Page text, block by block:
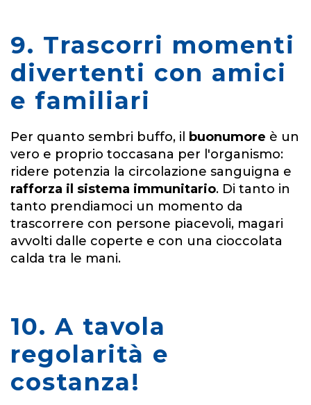
9. Trascorri momenti
divertenti con amici
e familiari
Per quanto sembri buffo, il buonumore è un
vero e proprio toccasana per l'organismo:
ridere potenzia la circolazione sanguigna e
rafforza il sistema immunitario. Di tanto in
tanto prendiamoci un momento da
trascorrere con persone piacevoli, magari
avvolti dalle coperte e con una cioccolata
calda tra le mani.
10. A tavola
regolarità e
costanza!